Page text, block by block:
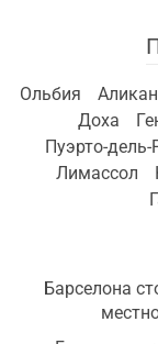
Ольбия
Доха
Пуэрто-дель-
Лимассол
Барселона